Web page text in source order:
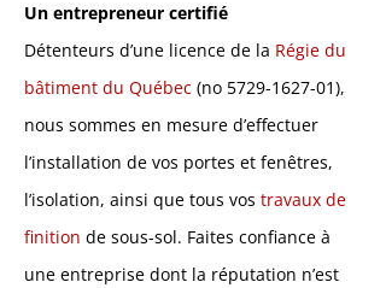
Un entrepreneur certifié
Détenteurs d’une licence de la Régie du
bâtiment du Québec (no 5729-1627-01),
nous sommes en mesure d’effectuer
l’installation de vos portes et fenêtres,
l’isolation, ainsi que tous vos travaux de
finition de sous-sol. Faites confiance à
une entreprise dont la réputation n’est